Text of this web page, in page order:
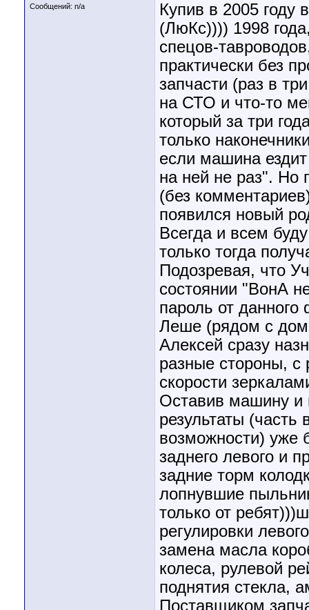
Сообщений: n/a
Купив в 2005 году
(ЛюКс)))) 1998
спецов-
практически без
запчасти (раз в
на СТО и что-то
который за три
только
если машина
на ней не раз".
(без
появился новый
Всегда и всем
только тогда
Подозревая, что
состоянии "ВонА
пароль от
Леше (рядом с
Алексей сразу
разные стороны, с
скорости
Оставив машину и
результаты
возможности) уже
заднего левого и
задние торм
лопнувшие
только от
регулировки
замена масла
колеса, рулевой
поднятия стекла,
Поставщиком